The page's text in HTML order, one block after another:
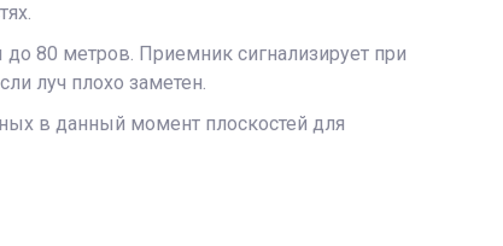
80 метров. Приемник сигнализирует при
луч плохо заметен.
в данный момент плоскостей для